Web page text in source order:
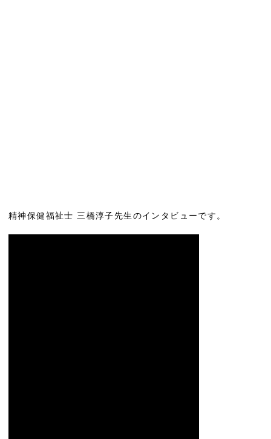
精神保健福祉士 三橋淳子先生のインタビューです。